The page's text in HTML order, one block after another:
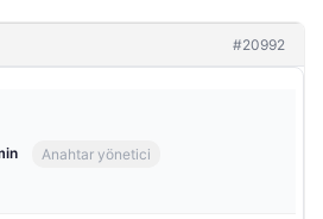
#20992
Anahtar yönetici